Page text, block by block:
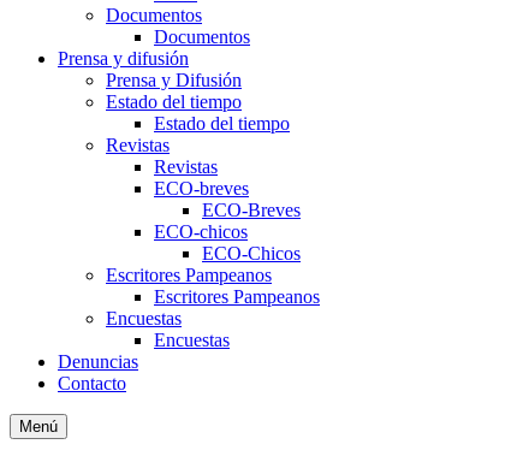
Documentos
Documentos
Prensa y difusión
Prensa y Difusión
Estado del tiempo
Estado del tiempo
Revistas
Revistas
ECO-breves
ECO-Breves
ECO-chicos
ECO-Chicos
Escritores Pampeanos
Escritores Pampeanos
Encuestas
Encuestas
Denuncias
Contacto
Menú